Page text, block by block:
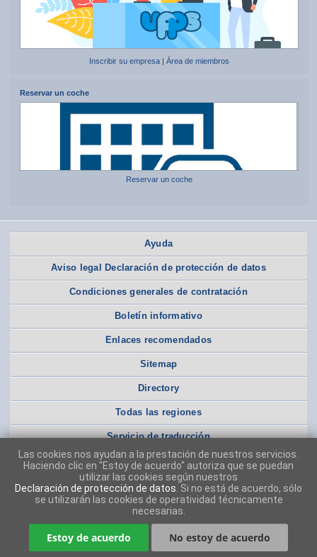
Inscribir su empresa| Área de miembros
Reservar un coche
Reservar un coche
Ayuda
Aviso legal Declaración de protección de datos
Condiciones generales de contratación
Boletín informativo
Enlaces recomendados
Sitemap
Directory
Todas las regiones
Servicio de traducción
Las cookies nos ayudan a la prestación de nuestros servicios.
Haciendo clic en "Estoy de acuerdo" autoriza que se puedan
utilizar las cookies según nuestros
Declaración de protección de datos . Si no está de acuerdo, sólo
se utilizarán las cookies de operatividad técnicamente
necesarias.